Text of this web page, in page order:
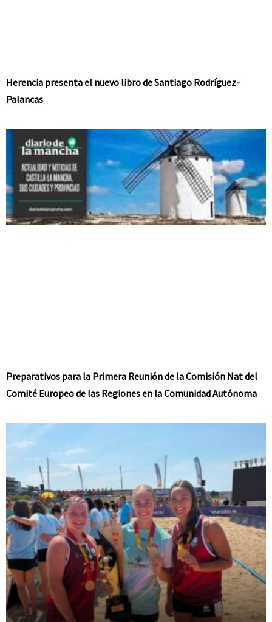
Herencia presenta el nuevo libro de Santiago Rodríguez-
Palancas
Preparativos para la Primera Reunión de la Comisión Nat del
Comité Europeo de las Regiones en la Comunidad Autónoma